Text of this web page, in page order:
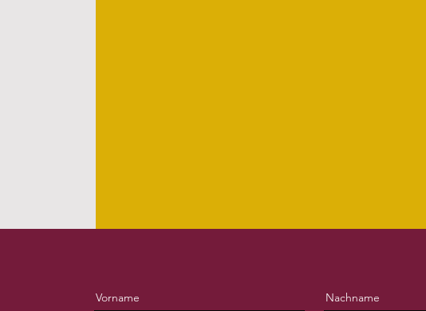
Vorname Nachname